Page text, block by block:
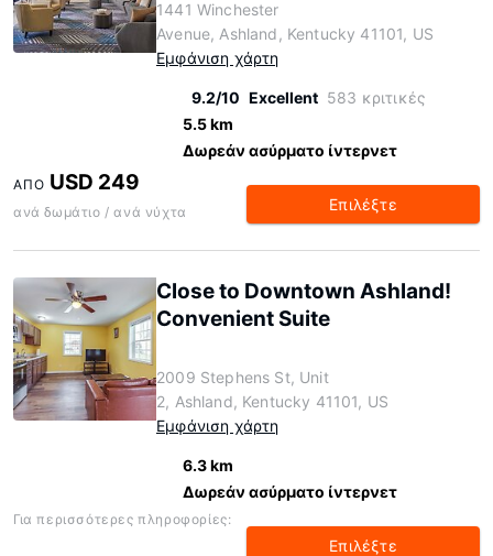
1441 Winchester
Avenue, Ashland, Kentucky 41101, US
Εμφάνιση χάρτη
9.2/10 Excellent 583 κριτικές
5.5 km
Δωρεάν ασύρματο ίντερνετ
ΑΠΌ USD 249
ανά δωμάτιο / ανά νύχτα Επιλέξτε
Close to Downtown Ashland!
Convenient Suite
2009 Stephens St, Unit
2, Ashland, Kentucky 41101, US
Εμφάνιση χάρτη
6.3 km
Δωρεάν ασύρματο ίντερνετ
Για περισσότερες πληροφορίες:
Επιλέξτε